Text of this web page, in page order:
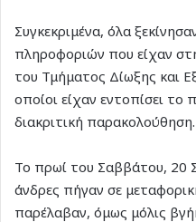
Συγκεκριμένα, όλα
πληροφοριών που είχαν
του Τμήματος Δίωξης και
οποίοι είχαν εντοπίσει το
διακριτική παρακολούθηση.
Το πρωί του Σαββάτου, 20
άνδρες πήγαν σε
παρέλαβαν, όμως μόλις